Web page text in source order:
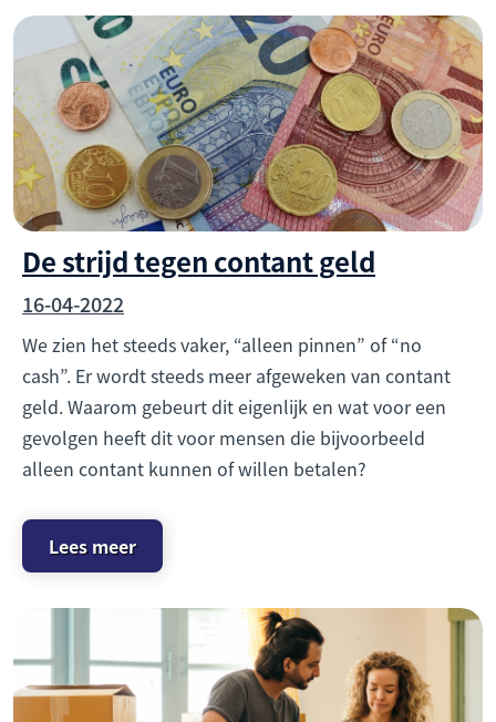
De strijd tegen contant geld
16-04-2022
We zien het steeds vaker, “alleen pinnen” of “no
cash”. Er wordt steeds meer afgeweken van contant
geld. Waarom gebeurt dit eigenlijk en wat voor een
gevolgen heeft dit voor mensen die bijvoorbeeld
alleen contant kunnen of willen betalen?
Lees meer